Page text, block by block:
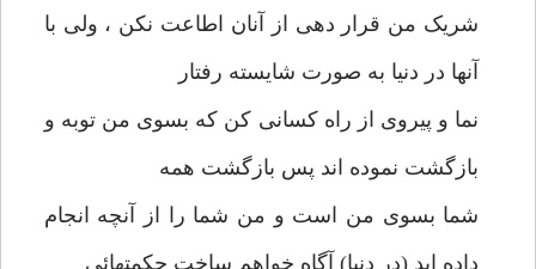
شریک من قرار دهی از آنان اطاعت نکن ، ولی با
آنها در دنیا به صورت شایسته رفتار
نما و پیروی از راه کسانی کن که بسوی من توبه و
بازگشت نموده اند پس بازگشت همه
شما بسوی من است و من شما را از آنچه انجام
داده اید (در دنیا) آگاه خواهم ساخت حکمتهائی